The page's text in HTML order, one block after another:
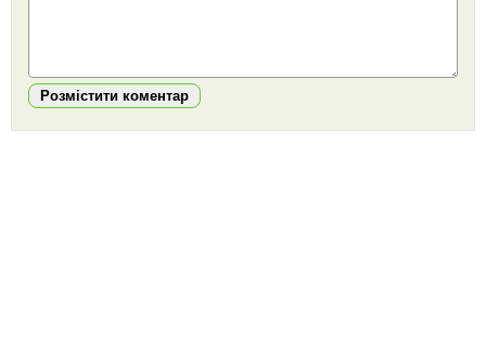
Розмістити коментар